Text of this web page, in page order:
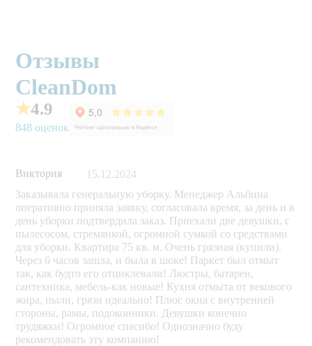
Отзывы
CleanDom
★4.9
848 оценок
Виктория
15.12.2024
Заказывала генеральную уборку. Менеджер Альбина
оперативно приняла заявку, согласовала время, за день и в
день уборки подтвердила заказ. Приехали две девушки, с
пылесосом, стремянкой, огромной сумкой со средствами
для уборки. Квартира 75 кв. м. Очень грязная (купили).
Через 6 часов зашла, и была в шоке! Паркет был отмыт
так, как будто его отциклевали! Люстры, батареи,
сантехника, мебель-как новые! Кухня отмыта от векового
жира, пыли, грязи идеально! Плюс окна с внутренней
стороны, рамы, подоконники. Девушки конечно
трудяжки! Огромное спасибо! Однозначно буду
рекомендовать эту компанию!